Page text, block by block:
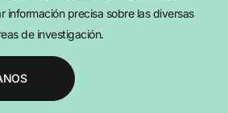
información precisa sobre las diversas
de investigación.